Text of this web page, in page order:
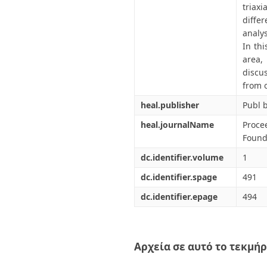
In
from
heal.publisher
Publ
heal.journalName
dc.identifier.volume
1
dc.identifier.spage
491
dc.identifier.epage
494
Αρχεία σε αυτό το